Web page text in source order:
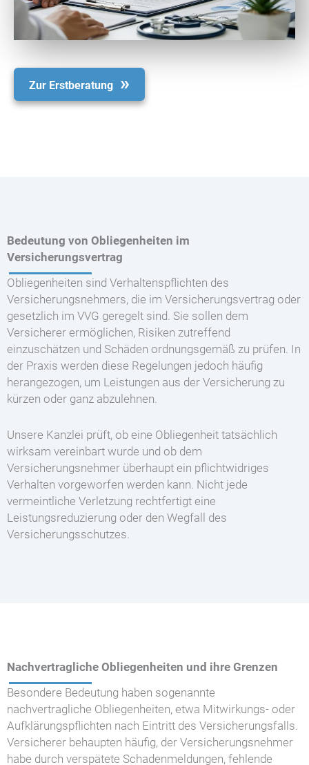
Zur Erstberatung
Bedeutung von Obliegenheiten im
Versicherungsvertrag
Obliegenheiten sind Verhaltenspflichten des
Versicherungsnehmers, die im Versicherungsvertrag oder
gesetzlich im VVG geregelt sind. Sie sollen dem
Versicherer ermöglichen, Risiken zutreffend
einzuschätzen und Schäden ordnungsgemäß zu prüfen. In
der Praxis werden diese Regelungen jedoch häufig
herangezogen, um Leistungen aus der Versicherung zu
kürzen oder ganz abzulehnen.
Unsere Kanzlei prüft, ob eine Obliegenheit tatsächlich
wirksam vereinbart wurde und ob dem
Versicherungsnehmer überhaupt ein pflichtwidriges
Verhalten vorgeworfen werden kann. Nicht jede
vermeintliche Verletzung rechtfertigt eine
Leistungsreduzierung oder den Wegfall des
Versicherungsschutzes.
Nachvertragliche Obliegenheiten und ihre Grenzen
Besondere Bedeutung haben sogenannte
nachvertragliche Obliegenheiten, etwa Mitwirkungs- oder
Aufklärungspflichten nach Eintritt des Versicherungsfalls.
Versicherer behaupten häufig, der Versicherungsnehmer
habe durch verspätete Schadenmeldungen, fehlende